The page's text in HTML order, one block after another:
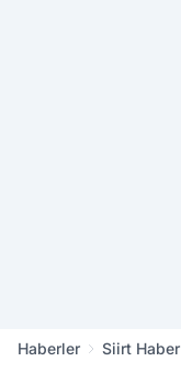
Haberler Siirt Haber